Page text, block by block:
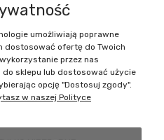
45/7, 41-208 Sosnowiec, woj.
Tel.: 669966242 | NIP:
520502331
STRONY
umożliwiają poprawne
dostosować ofertę do Twoich
przez nas
sklepu lub dostosować użycie
opcję "Dostosuj zgody".
w naszej Polityce